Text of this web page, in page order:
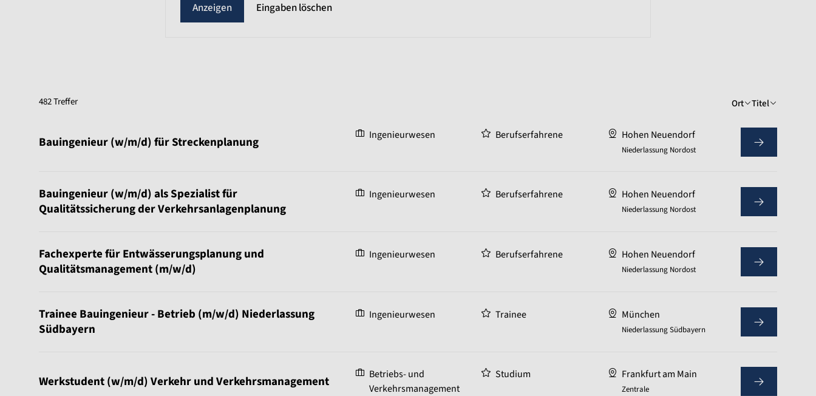
Eingaben löschen
482 Treffer Ort Titel
Bauingenieur (w/m/d) für Streckenplanung Ingenieurwesen Berufserfahrene Hohen Neuendorf
Niederlassung Nordost
Bauingenieur (w/m/d) als Spezialist für
Qualitätssicherung der Verkehrsanlagenplanung
Ingenieurwesen Berufserfahrene Hohen Neuendorf
Niederlassung Nordost
Fachexperte für Entwässerungsplanung und
Qualitätsmanagement (m/w/d)
Ingenieurwesen Berufserfahrene Hohen Neuendorf
Niederlassung Nordost
Trainee Bauingenieur - Betrieb (m/w/d) Niederlassung
Südbayern
Ingenieurwesen Trainee München
Niederlassung Südbayern
Werkstudent (w/m/d) Verkehr und Verkehrsmanagement
Betriebs- und
Verkehrsmanagement
Studium Frankfurt am Main
Zentrale